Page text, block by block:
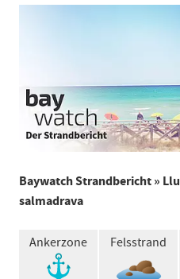
Baywatch Strandbericht»
salmadrava
Ankerzone Felsstrand